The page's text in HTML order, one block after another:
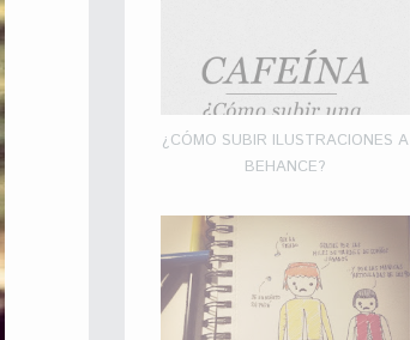
¿CÓMO SUBIR ILUSTRACIONES A
BEHANCE?